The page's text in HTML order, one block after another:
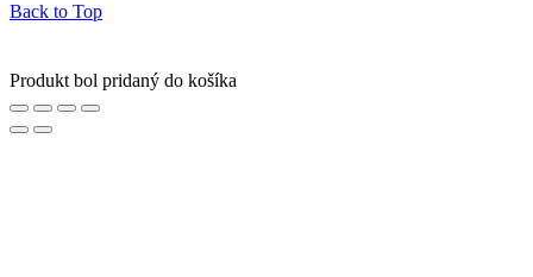
Back to Top
Produkt bol pridaný do košíka